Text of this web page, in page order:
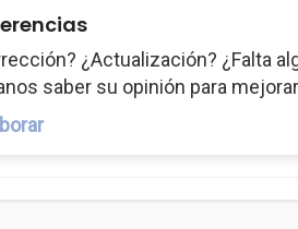
¿Actualización? ¿Falta
saber su opinión para